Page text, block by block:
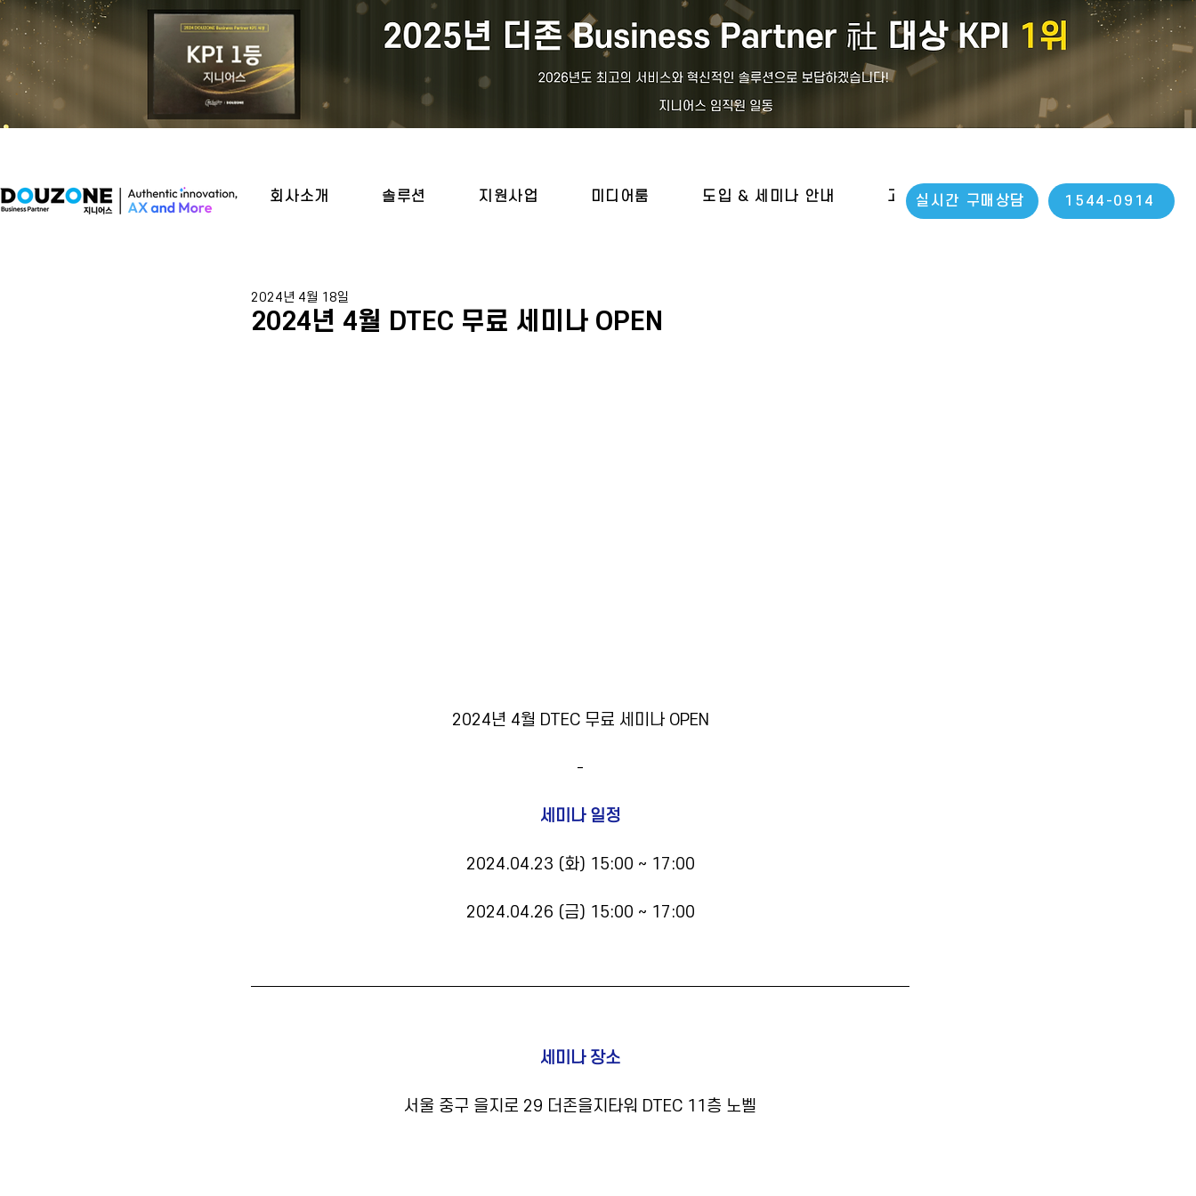
회사소개 솔루션 지원사업 미디어룸 도입 & 세미나 안내 고객지원실시간 구매상담 1544-0914
2024년 4월 DTEC 무료 세미나 OPEN
2024년 4월 18일
2024년 4월 DTEC 무료 세미나 OPEN
-
세미나 일정
2024.04.23 (화) 15:00 ~ 17:00
2024.04.26 (금) 15:00 ~ 17:00
세미나 장소
서울 중구 을지로 29 더존을지타워 DTEC 11층 노벨